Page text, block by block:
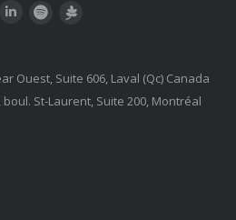
LinkedInSpotify
Ouest, Suite 606, Laval (Qc) Canada
St-Laurent, Suite 200, Montréal